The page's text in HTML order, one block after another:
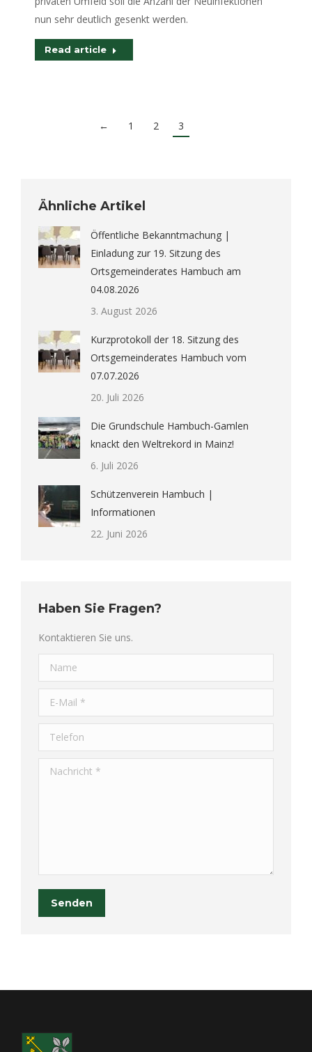
nun sehr deutlich gesenkt werden.
Read article
← 1 2 3
Ähnliche Artikel
Öffentliche Bekanntmachung |
Einladung zur 19. Sitzung des
Ortsgemeinderates Hambuch am
04.08.2026
3. August 2026
Kurzprotokoll der 18. Sitzung des
Ortsgemeinderates Hambuch vom
07.07.2026
20. Juli 2026
Die Grundschule Hambuch-Gamlen
knackt den Weltrekord in Mainz!
6. Juli 2026
Schützenverein Hambuch |
Informationen
22. Juni 2026
Haben Sie Fragen?
Kontaktieren Sie uns.
Name
E-Mail *
Telefon
Nachricht *
Senden